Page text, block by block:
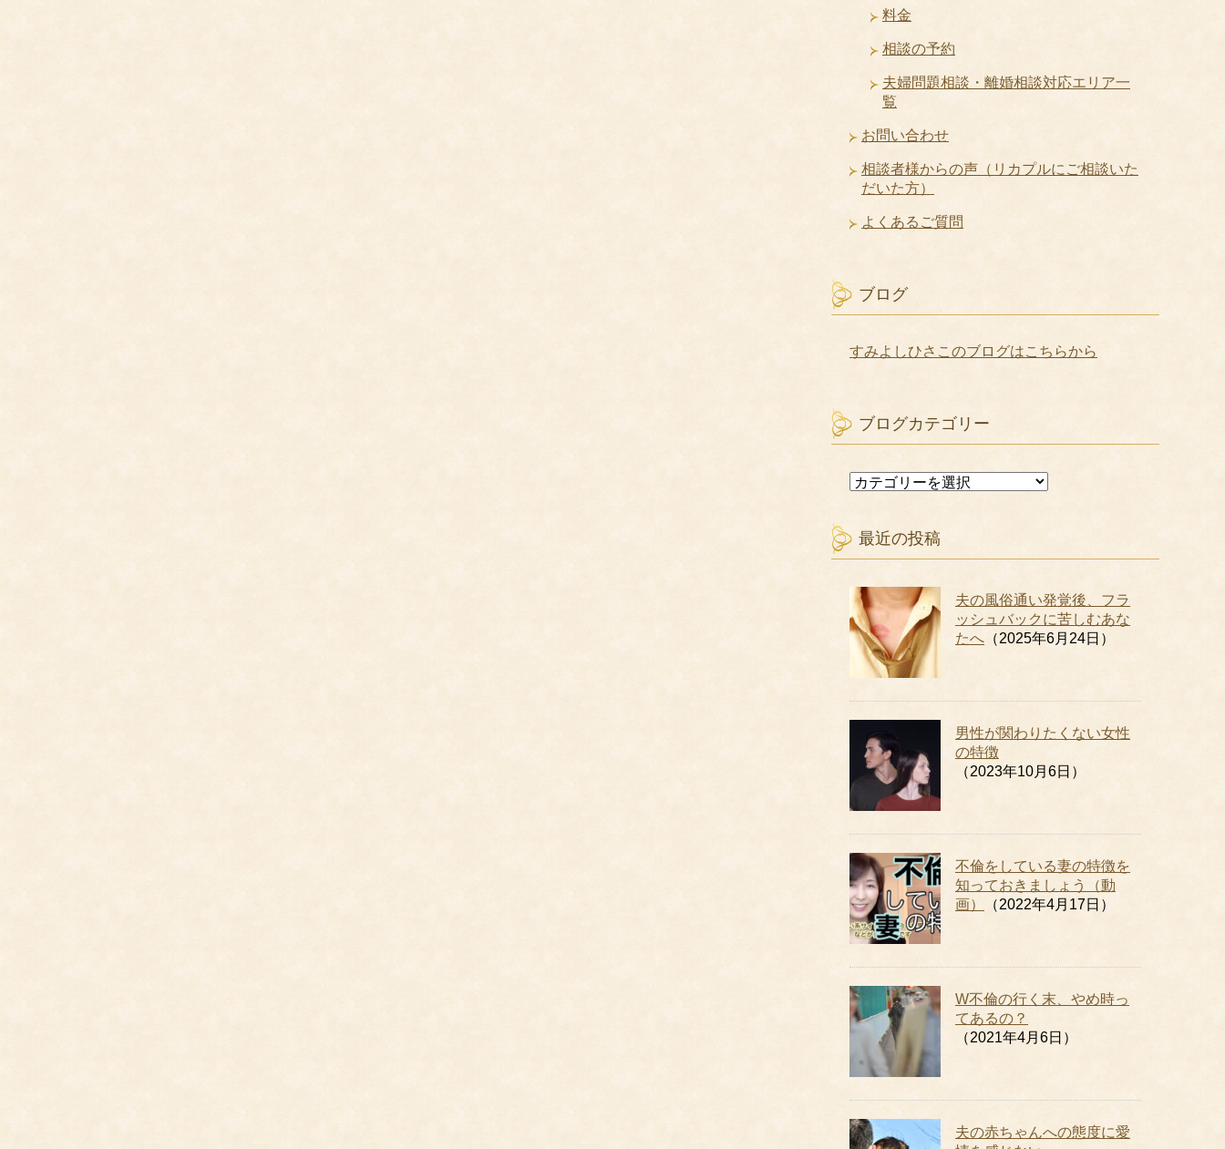
料金
相談の予約
夫婦問題相談・離婚相談対応エリア一
覧
お問い合わせ
相談者様からの声（リカプルにご相談いた
だいた方）
よくあるご質問
ブログ
すみよしひさこのブログはこちらから
ブログカテゴリー
ブ
カ
テ
リ
ー
最近の投稿
夫の風俗通い発覚後、フラ
ッシュバックに苦しむあな
たへ （2025年6月24日）
男性が関わりたくない女性
の特徴
（2023年10月6日）
不倫をしている妻の特徴を
知っておきましょう（動
画）
（2022年4月17日）
W不倫の行く末、やめ時っ
てあるの？
（2021年4月6日）
夫の赤ちゃんへの態度に愛